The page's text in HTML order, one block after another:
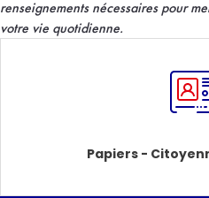
renseignements nécessaires pour
votre vie quotidienne.
Papiers -